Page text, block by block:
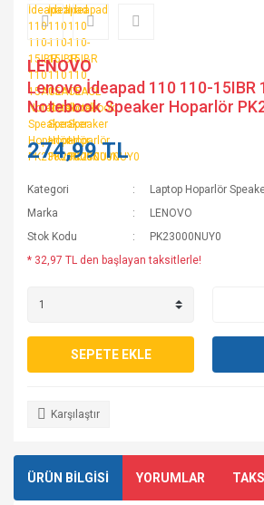
LENOVO
Lenovo İdeapad 110 110-15IBR
Notebook Speaker Hoparlör
274,99 TL
Kategori
Laptop Hoparlör
Marka
LENOVO
Stok Kodu
PK23000NUY0
* 32,97 TL den başlayan taksitlerle!
SEPETE EKLE
Karşılaştır
ÜRÜN BİLGİSİ YORUMLAR